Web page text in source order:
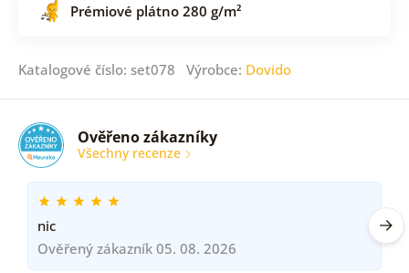
Prémiové plátno 280 g/m²
Katalogové číslo: set078 Výrobce: Dovido
Ověřeno zákazníky
Všechny recenze
nic
Ověřený zákazník 05. 08. 2026